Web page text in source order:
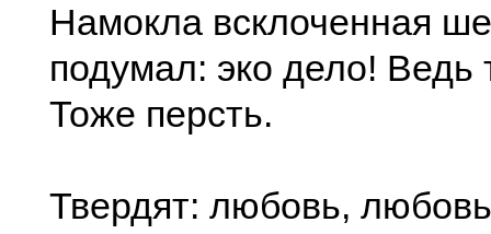
Намокла всклоченная
подумал: эко дело! Ведь
Тоже персть.
Твердят: любовь,